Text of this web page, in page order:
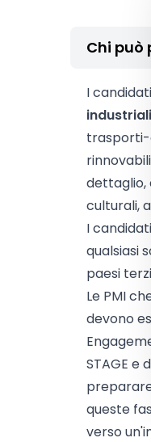
Chi può
I
trasporti-
dettaglio,
culturali,
I
qualsiasi
paesi
Le PMI
devono
STAGE e
queste
verso